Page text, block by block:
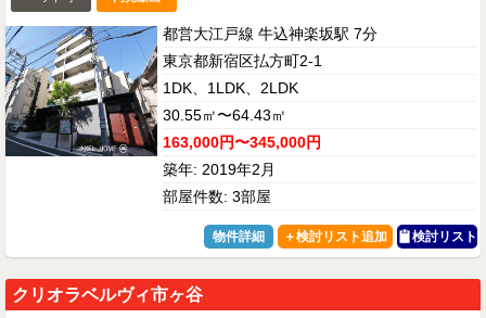
都営大江戸線 牛込神楽坂駅 7分
東京都新宿区払方町2-1
1DK、1LDK、2LDK
30.55㎡〜64.43㎡
163,000円〜345,000円
築年: 2019年2月
部屋件数: 3部屋
物件詳細 検討リスト
クリオラベルヴィ市ヶ谷